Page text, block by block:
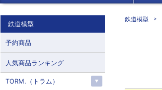
鉄道模型
鉄道模型
予約商品
人気商品ランキング
TORM.（トラム）